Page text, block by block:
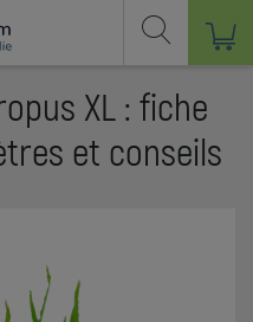
XL : fiche
et conseils